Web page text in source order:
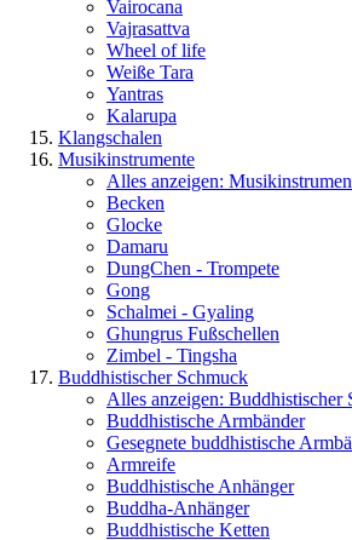
Vairocana
Vajrasattva
Wheel of life
Weiße Tara
Yantras
Kalarupa
Klangschalen
Musikinstrumente
Alles anzeigen:
Becken
Glocke
Damaru
DungChen - Trompete
Gong
Schalmei - Gyaling
Ghungrus Fußschellen
Zimbel - Tingsha
Buddhistischer Schmuck
Alles anzeigen: Buddhistischer
Buddhistische Armbänder
Gesegnete buddhistische
Armreife
Buddhistische Anhänger
Buddha-Anhänger
Buddhistische Ketten